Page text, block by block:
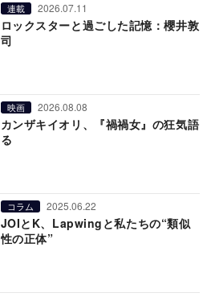
連載 2026.07.11
ロックスターと過ごした記憶：櫻井敦
司
映画 2026.08.08
カンザキイオリ、『禍禍女』の狂気語
る
コラム 2025.06.22
JOIとK、Lapwingと私たちの“類似
性の正体”